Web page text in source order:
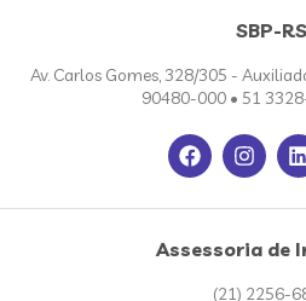
SBP-RS
Av. Carlos Gomes, 328/305 -
90480-000 • 51
Assessoria de
(21) 2256-